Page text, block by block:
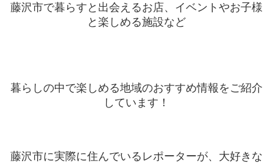
藤沢市で暮らすと出会えるお店、イベントやお子様
と楽しめる施設など
暮らしの中で楽しめる地域のおすすめ情報をご紹介
しています！
藤沢市に実際に住んでいるレポーターが、大好きな